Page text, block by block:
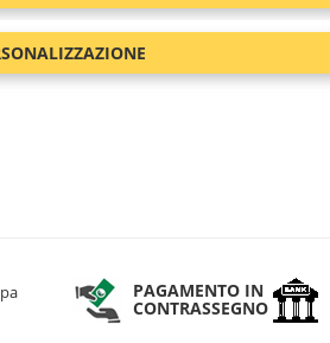
PAGAMENTO IN
CONTRASSEGNO